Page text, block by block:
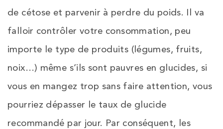
de cétose et parvenir à perdre du poids. Il va
falloir contrôler votre consommation, peu
importe le type de produits (légumes, fruits,
noix…) même s’ils sont pauvres en glucides, si
vous en mangez trop sans faire attention, vous
pourriez dépasser le taux de glucide
recommandé par jour. Par conséquent, les